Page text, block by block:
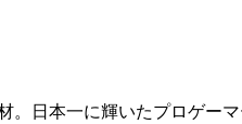
日本一に輝いたプロゲー